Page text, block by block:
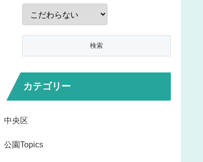
カテゴリー
中央区
公園Topics